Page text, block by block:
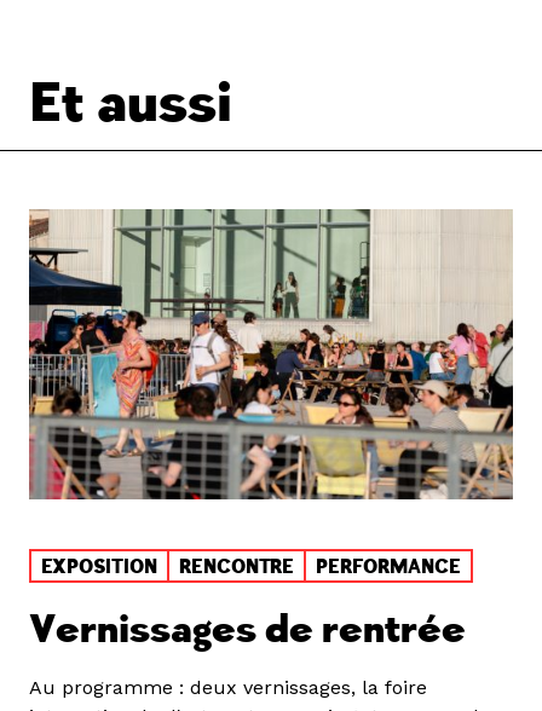
Et aussi
EXPOSITION RENCONTRE PERFORMANCE
Vernissages de rentrée
Au programme : deux vernissages, la foire